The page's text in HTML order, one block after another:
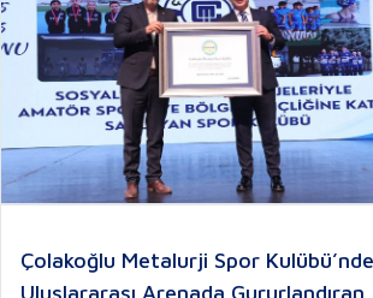
Çolakoğlu Metalurji Spor
Uluslararası Arenada Gururlandıran